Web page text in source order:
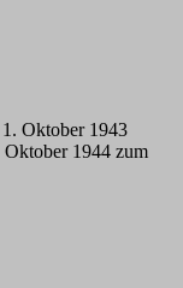
Oktober 1943
Oktober 1944 zum